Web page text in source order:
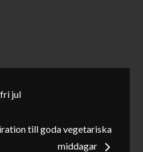
jul
till goda vegetariska
middagar